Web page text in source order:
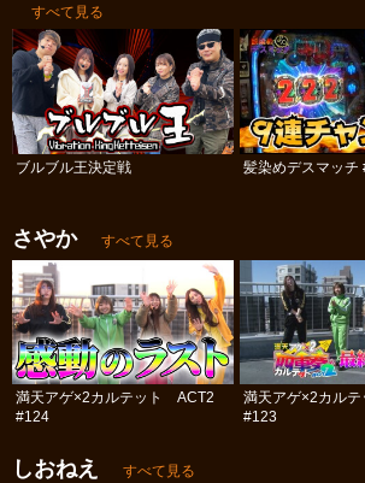
すべて見る
ブルブル王決定戦 髪染めデスマッチ
さやか すべて見る
満天アゲ×2カルテット ACT2
#124
満天アゲ×2カル
#123
しおねえ すべて見る